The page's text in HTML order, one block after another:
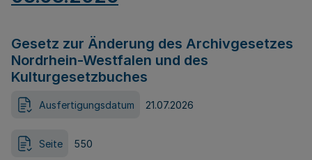
Gesetz zur Änderung des Archivgesetzes
Nordrhein-Westfalen und des
Kulturgesetzbuches
Ausfertigungsdatum 21.07.2026
Seite 550